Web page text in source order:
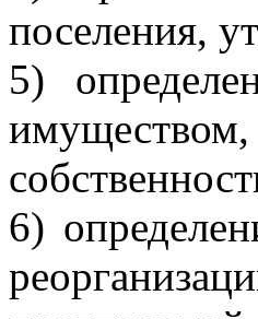
поселения,
5)
6)